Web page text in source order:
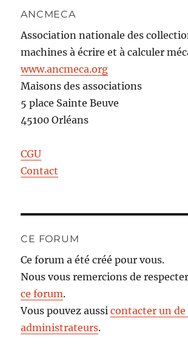
ANCMECA
Association nationale des
machines à écrire et à calculer
www.ancmeca.org
Maisons des associations
5 place Sainte Beuve
45100 Orléans
CGU
Contact
CE FORUM
Ce forum a été créé pour vous.
Nous vous remercions de
ce forum.
Vous pouvez aussicontacter un de
administrateurs.